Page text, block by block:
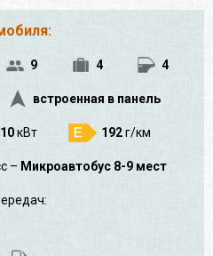
9 4 4
встроенная в панель
кВт 192г/км
– Микроавтобус 8-9 мест